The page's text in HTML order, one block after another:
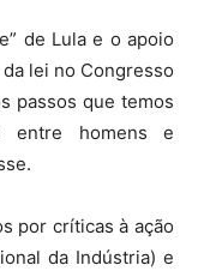
de Lula e o apoio
lei no Congresso
passos que temos
entre homens e
por críticas à ação
da Indústria) e